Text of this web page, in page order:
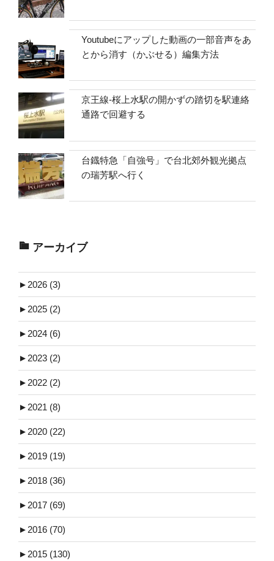
Youtubeにアップした動画の一部音声をあ
とから消す（かぶせる）編集方法
京王線-桜上水駅の開かずの踏切を駅連絡
通路で回避する
台鐡特急「自強号」で台北郊外観光拠点
の瑞芳駅へ行く
アーカイブ
► 2026 (3)
► 2025 (2)
► 2024 (6)
► 2023 (2)
► 2022 (2)
► 2021 (8)
► 2020 (22)
► 2019 (19)
► 2018 (36)
► 2017 (69)
► 2016 (70)
► 2015 (130)